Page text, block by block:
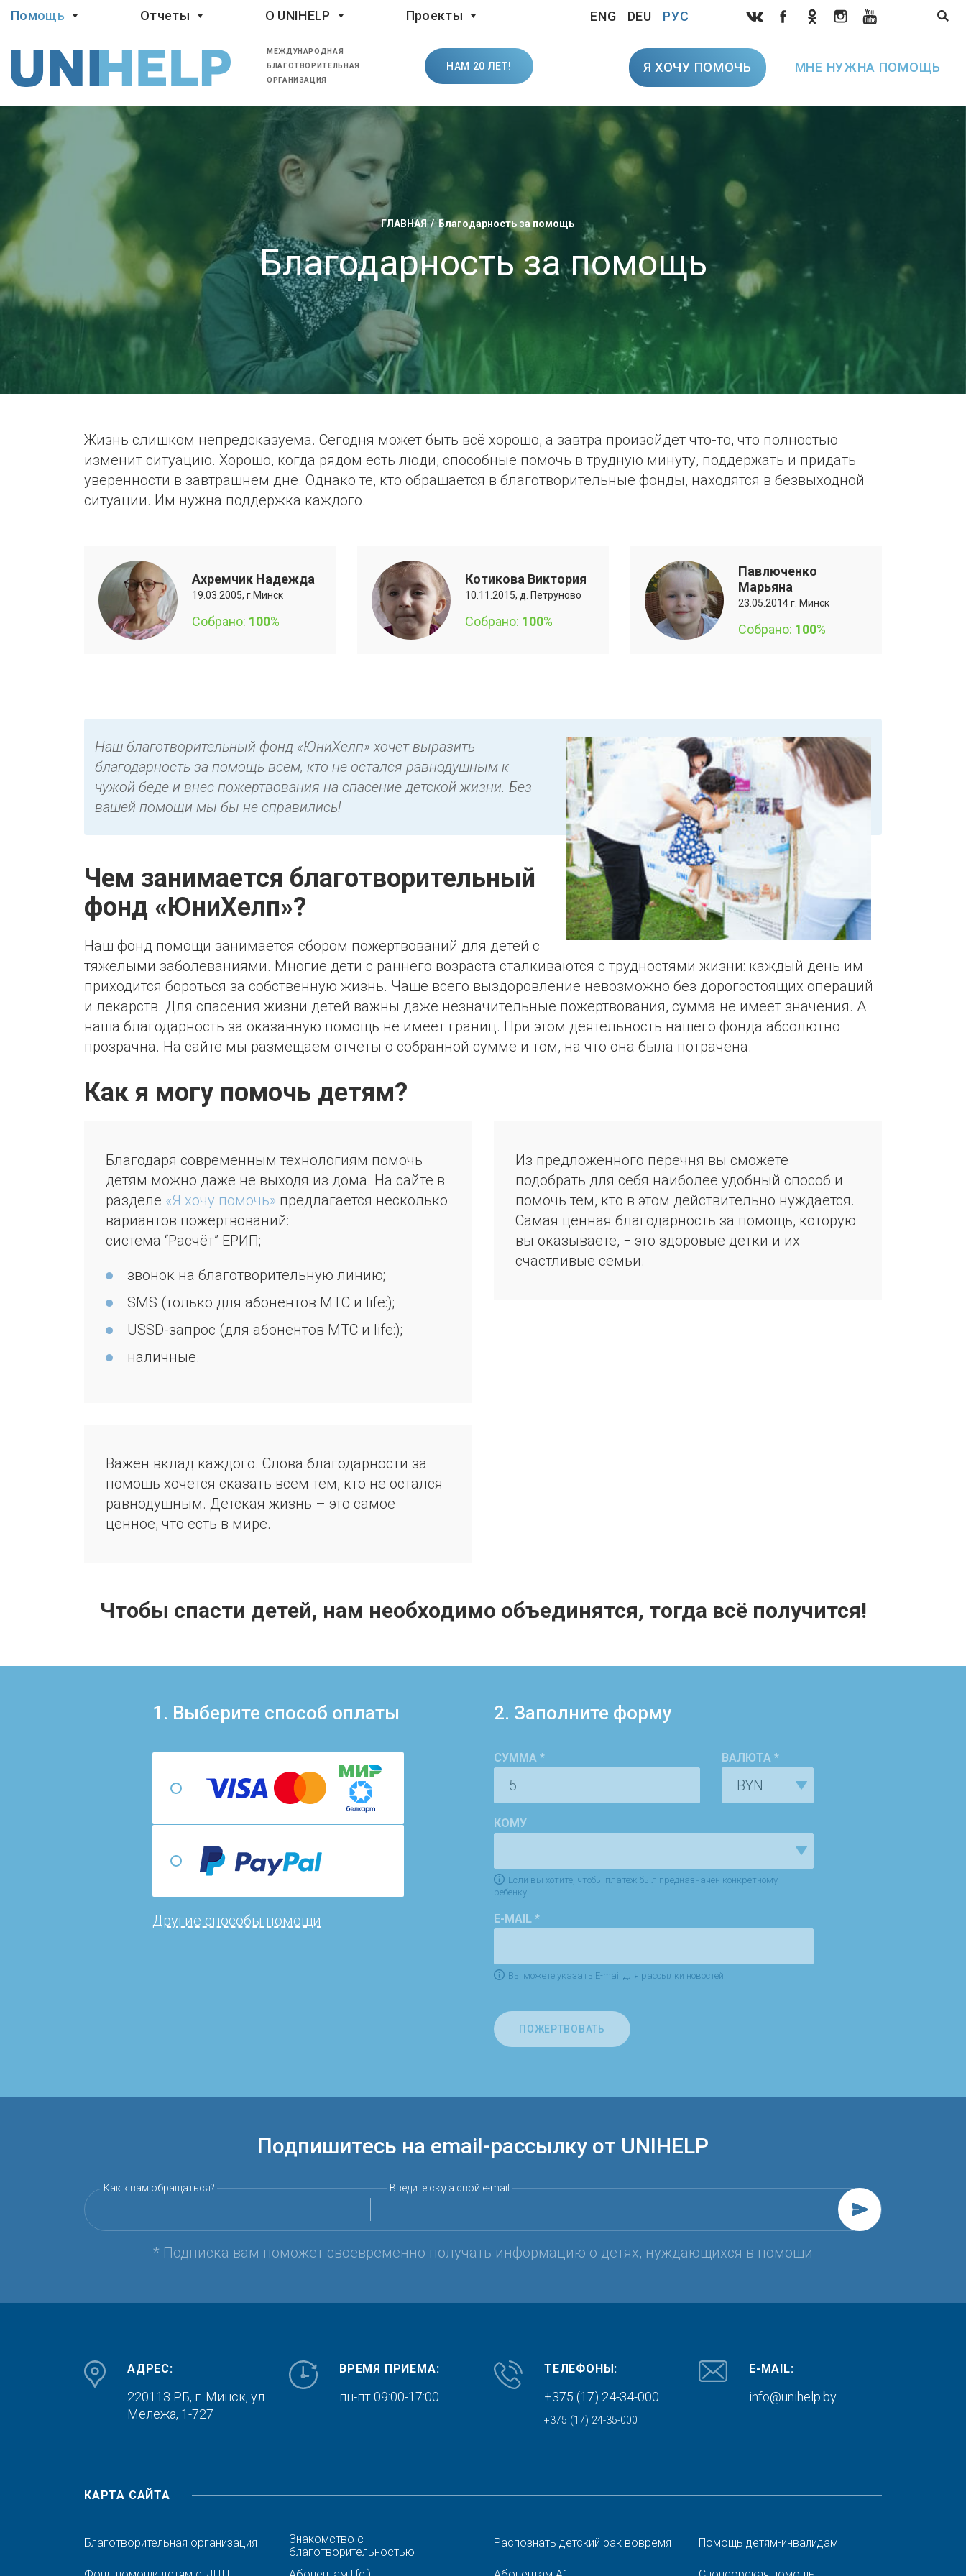
Помощь Отчеты O UNIHELP Проекты ENG DEU РУС
МЕЖДУНАРОДНАЯ
БЛАГОТВОРИТЕЛЬНАЯ
ОРГАНИЗАЦИЯ
НАМ 20 ЛЕТ! Я ХОЧУ ПОМОЧЬ МНЕ НУЖНА ПОМОЩЬ
ГЛАВНАЯ Благодарность за помощь
Благодарность за помощь
Жизнь слишком непредсказуема. Сегодня может быть всё хорошо, а завтра произойдет что-то, что полностью
изменит ситуацию. Хорошо, когда рядом есть люди, способные помочь в трудную минуту, поддержать и придать
уверенности в завтрашнем дне. Однако те, кто обращается в благотворительные фонды, находятся в безвыходной
ситуации. Им нужна поддержка каждого.
Ахремчик Надежда
19.03.2005, г.Минск
Собрано: 100%
Котикова Виктория
10.11.2015, д. Петруново
Собрано: 100%
Павлюченко
Марьяна
23.05.2014 г. Минск
Собрано: 100%
Наш благотворительный фонд «ЮниХелп» хочет выразить
благодарность за помощь всем, кто не остался равнодушным к
чужой беде и внес пожертвования на спасение детской жизни. Без
вашей помощи мы бы не справились!
Чем занимается благотворительный
фонд «ЮниХелп»?
Наш фонд помощи занимается сбором пожертвований для детей с
тяжелыми заболеваниями. Многие дети с раннего возраста сталкиваются с трудностями жизни: каждый день им
приходится бороться за собственную жизнь. Чаще всего выздоровление невозможно без дорогостоящих операций
и лекарств. Для спасения жизни детей важны даже незначительные пожертвования, сумма не имеет значения. А
наша благодарность за оказанную помощь не имеет границ. При этом деятельность нашего фонда абсолютно
прозрачна. На сайте мы размещаем отчеты о собранной сумме и том, на что она была потрачена.
Как я могу помочь детям?
Благодаря современным технологиям помочь
детям можно даже не выходя из дома. На сайте в
разделе «Я хочу помочь» предлагается несколько
вариантов пожертвований:
система “Расчёт” ЕРИП;
звонок на благотворительную линию;
SMS (только для абонентов МТС и life:);
USSD-запрос (для абонентов МТС и life:);
наличные.
Из предложенного перечня вы сможете
подобрать для себя наиболее удобный способ и
помочь тем, кто в этом действительно нуждается.
Самая ценная благодарность за помощь, которую
вы оказываете, − это здоровые детки и их
счастливые семьи.
Важен вклад каждого. Слова благодарности за
помощь хочется сказать всем тем, кто не остался
равнодушным. Детская жизнь – это самое
ценное, что есть в мире.
Чтобы спасти детей, нам необходимо объединятся, тогда всё получится!
1. Выберите способ оплаты
Другие способы помощи
2. Заполните форму
СУММА * ВАЛЮТА *
КОМУ
Если вы хотите, чтобы платеж был предназначен конкретному
ребенку.
E-MAIL *
Вы можете указать E-mail для рассылки новостей.
ПОЖЕРТВОВАТЬ
Подпишитесь на email-рассылку от UNIHELP
Как к вам обращаться? Введите сюда свой e-mail
* Подписка вам поможет своевременно получать информацию о детях, нуждающихся в помощи
АДРЕС:
220113 РБ, г. Минск, ул.
Мележа, 1-727
ВРЕМЯ ПРИЕМА:
пн-пт 09:00-17:00
ТЕЛЕФОНЫ:
+375 (17) 24-34-000
+375 (17) 24-35-000
E-MAIL:
info@unihelp.by
КАРТА САЙТА
Благотворительная организация
Знакомство с
благотворительностью
Распознать детский рак вовремя Помощь детям-инвалидам